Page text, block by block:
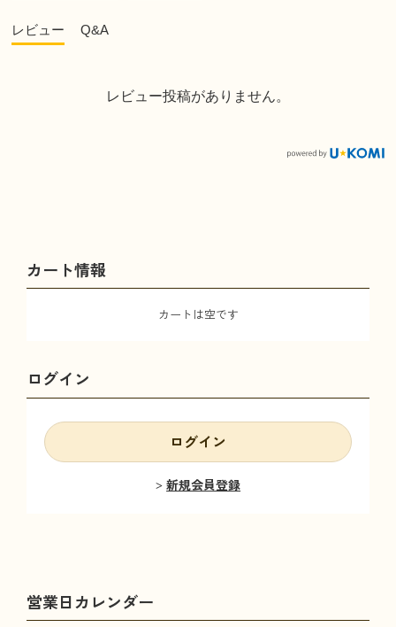
レビュー Q&A
レビュー投稿がありません。
カート情報
カートは空です
ログイン
ログイン
新規会員登録